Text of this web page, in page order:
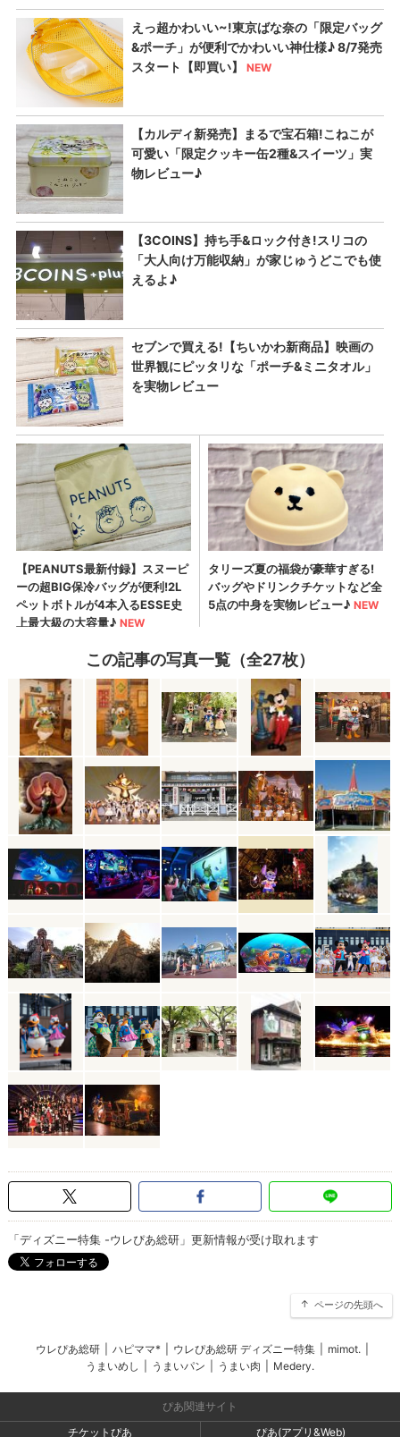
この記事の写真一覧（全27枚）
「ディズニー特集 -ウレぴあ総研」更新情報が受け取れます
ページの先頭へ
ウレぴあ総研 ハピママ* ウレぴあ総研 ディズニー特集 mimot.
うまいめし
うまいパン うまい肉 Medery.
ぴあ関連サイト
チケットぴあ
ぴあ(アプリ&Web)